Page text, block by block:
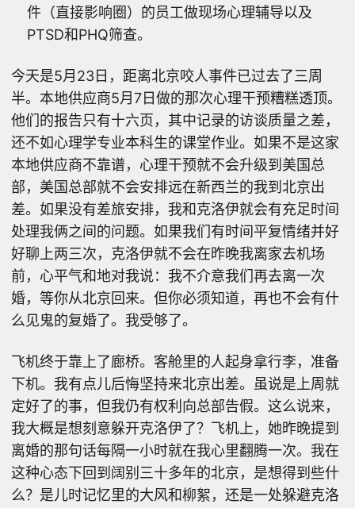
件（直接影响圈）的员工做现场心理辅导以及
PTSD和PHQ筛查。
今天是5月23日，距离北京咬人事件已过去了三周
半。本地供应商5月7日做的那次心理干预糟糕透顶。
他们的报告只有十六页，其中记录的访谈质量之差，
还不如心理学专业本科生的课堂作业。如果不是这家
本地供应商不靠谱，心理干预就不会升级到美国总
部，美国总部就不会安排远在新西兰的我到北京出
差。如果没有差旅安排，我和克洛伊就会有充足时间
处理我俩之间的问题。如果我们有时间平复情绪并好
好聊上两三次，克洛伊就不会在昨晚我离家去机场
前，心平气和地对我说：我不介意我们再去离一次
婚，等你从北京回来。但你必须知道，再也不会有什
么见鬼的复婚了。我受够了。
飞机终于靠上了廊桥。客舱里的人起身拿行李，准备
下机。我有点儿后悔坚持来北京出差。虽说是上周就
定好了的事，但我仍有权利向总部告假。这么说来，
我大概是想刻意躲开克洛伊了？飞机上，她昨晚提到
离婚的那句话每隔一小时就在我心里翻腾一次。我在
这种心态下回到阔别三十多年的北京，是想得到些什
么？是儿时记忆里的大风和柳絮，还是一处躲避克洛